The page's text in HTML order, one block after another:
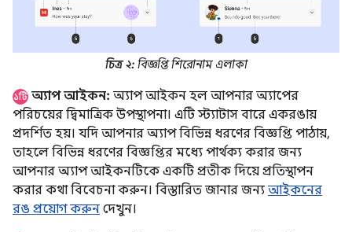
চিত্র ২:বিজ্ঞপ্তি শিরোনাম এলাকা
১টি অ্যাপ আইকন: অ্যাপ আইকন হল আপনার অ্যাপের
পরিচয়ের দ্বিমাত্রিক উপস্থাপনা। এটি স্ট্যাটাস বারে একরঙায়
প্রদর্শিত হয়। যদি আপনার অ্যাপ বিভিন্ন ধরণের বিজ্ঞপ্তি পাঠায়,
তাহলে বিভিন্ন ধরণের বিজ্ঞপ্তির মধ্যে পার্থক্য করার জন্য
আপনার অ্যাপ আইকনটিকে একটি প্রতীক দিয়ে প্রতিস্থাপন
করার কথা বিবেচনা করুন। বিস্তারিত জানার জন্য আইকনের
রঙ প্রয়োগ করুন দেখুন।